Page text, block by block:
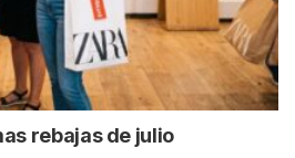
rebajas de julio